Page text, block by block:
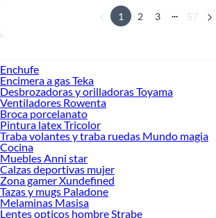
1 2 3 ... 57
Enchufe
Encimera a gas Teka
Desbrozadoras y orilladoras Toyama
Ventiladores Rowenta
Broca porcelanato
Pintura latex Tricolor
Traba volantes y traba ruedas Mundo magia
Cocina
Muebles Anni star
Calzas deportivas mujer
Zona gamer Xundefined
Tazas y mugs Paladone
Melaminas Masisa
Lentes opticos hombre Strabe